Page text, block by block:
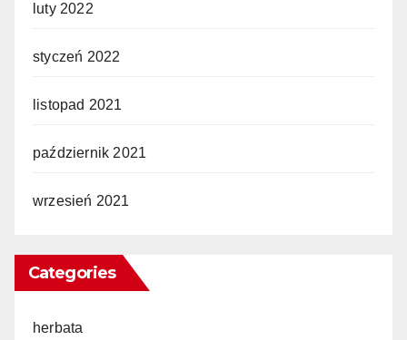
luty 2022
styczeń 2022
listopad 2021
październik 2021
wrzesień 2021
Categories
herbata